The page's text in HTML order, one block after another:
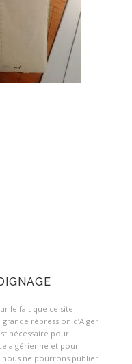
le fait que ce site
répression d’Alger
nécessaire pour
algérienne et pour
nous ne pourrons publier